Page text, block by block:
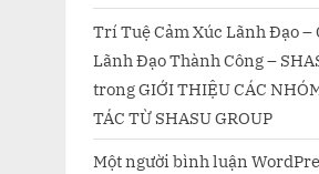
Trí Tuệ Cảm Xúc Lãnh Đạo –
Lãnh Đạo Thành Công –
trongGIỚI THIỆU CÁC
TÁC TỪ SHASU GROUP
Một người bình luận